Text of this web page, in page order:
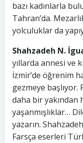
bazı kadınlarla
Tahran’da.
yolculuklar da
Shahzadeh N.
yıllarda annesi ve
İzmir’de öğrenim
gezmeye
daha bir yakından
yaşanmışlıklar…
yazarın.
Farsça eserleri